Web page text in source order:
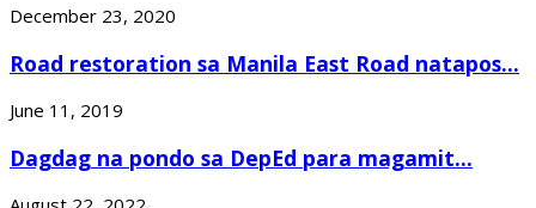
December 23, 2020
Road restoration sa Manila East Road natapos...
June 11, 2019
Dagdag na pondo sa DepEd para magamit...